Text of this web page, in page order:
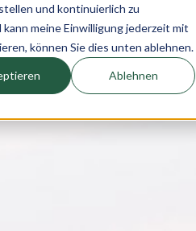
und kontinuierlich zu
meine Einwilligung jederzeit mit
können Sie dies unten ablehnen.
Ablehnen